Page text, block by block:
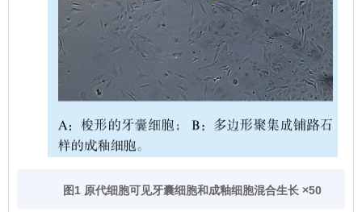
图1 原代细胞可见牙囊细胞和成釉细胞混合生长 ×50